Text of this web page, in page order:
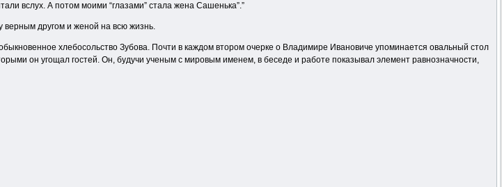
вслух. А потом моими “глазами” стала жена Сашенька”.”
верным другом и женой на всю жизнь.
хлебосольство Зубова. Почти в каждом втором очерке о Владимире Ивановиче упоминается овальный стол
он угощал гостей. Он, будучи ученым с мировым именем, в беседе и работе показывал элемент равнозначности,